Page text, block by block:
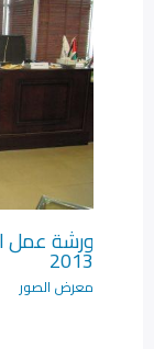
2013
معرض الصور